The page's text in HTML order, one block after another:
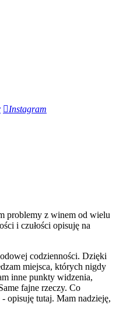
Instagram
problemy z winem od wielu
i czułości opisuję na
codzienności. Dzięki
miejsca, których nigdy
inne punkty widzenia,
fajne rzeczy. Co
opisuję tutaj. Mam nadzieję,